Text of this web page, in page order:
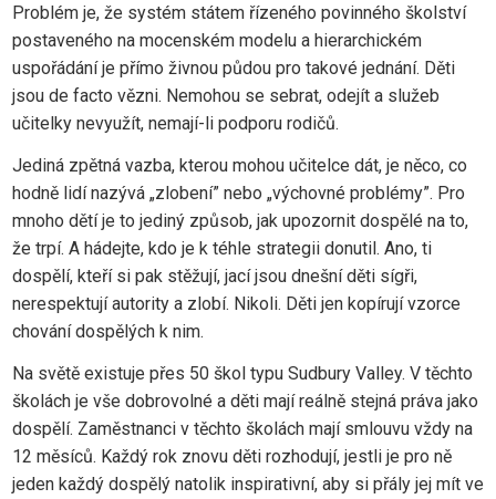
Problém je, že systém státem řízeného povinného školství
postaveného na mocenském modelu a hierarchickém
uspořádání je přímo živnou půdou pro takové jednání. Děti
jsou de facto vězni. Nemohou se sebrat, odejít a služeb
učitelky nevyužít, nemají-li podporu rodičů.
Jediná zpětná vazba, kterou mohou učitelce dát, je něco, co
hodně lidí nazývá „zlobení” nebo „výchovné problémy”. Pro
mnoho dětí je to jediný způsob, jak upozornit dospělé na to,
že trpí. A hádejte, kdo je k téhle strategii donutil. Ano, ti
dospělí, kteří si pak stěžují, jací jsou dnešní děti sígři,
nerespektují autority a zlobí. Nikoli. Děti jen kopírují vzorce
chování dospělých k nim.
Na světě existuje přes 50 škol typu Sudbury Valley. V těchto
školách je vše dobrovolné a děti mají reálně stejná práva jako
dospělí. Zaměstnanci v těchto školách mají smlouvu vždy na
12 měsíců. Každý rok znovu děti rozhodují, jestli je pro ně
jeden každý dospělý natolik inspirativní, aby si přály jej mít ve